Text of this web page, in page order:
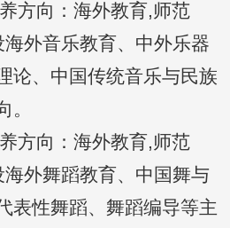
向：海外教育,师范
外音乐教育、中外乐器
论、中国传统音乐与民族
。
向：海外教育,师范
外舞蹈教育、中国舞与
表性舞蹈、舞蹈编导等主